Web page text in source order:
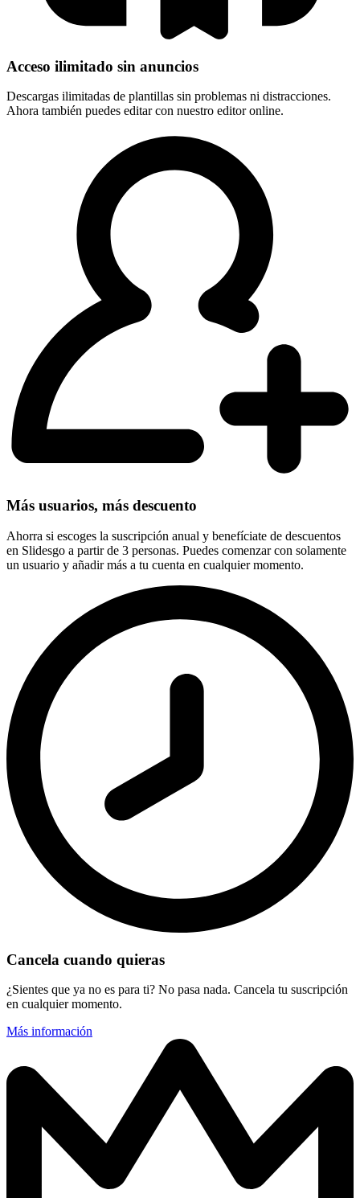
Acceso ilimitado sin anuncios
Descargas ilimitadas de plantillas sin problemas ni distracciones.
Ahora también puedes editar con nuestro editor online.
Más usuarios, más descuento
Ahorra si escoges la suscripción anual y benefíciate de descuentos
en Slidesgo a partir de 3 personas. Puedes comenzar con solamente
un usuario y añadir más a tu cuenta en cualquier momento.
Cancela cuando quieras
¿Sientes que ya no es para ti? No pasa nada. Cancela tu suscripción
en cualquier momento.
Más información